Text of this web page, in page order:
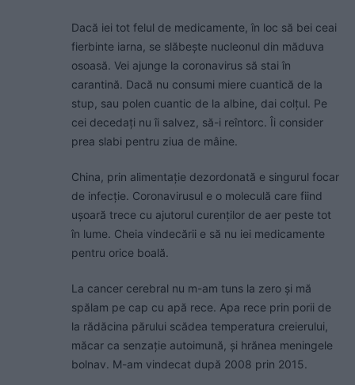
Dacă iei tot felul de medicamente, în loc să bei ceai
fierbinte iarna, se slăbește nucleonul din măduva
osoasă. Vei ajunge la coronavirus să stai în
carantină. Dacă nu consumi miere cuantică de la
stup, sau polen cuantic de la albine, dai colțul. Pe
cei decedați nu îi salvez, să-i reîntorc. Îi consider
prea slabi pentru ziua de mâine.
China, prin alimentație dezordonată e singurul focar
de infecție. Coronavirusul e o moleculă care fiind
ușoară trece cu ajutorul curenților de aer peste tot
în lume. Cheia vindecării e să nu iei medicamente
pentru orice boală.
La cancer cerebral nu m-am tuns la zero și mă
spălam pe cap cu apă rece. Apa rece prin porii de
la rădăcina părului scădea temperatura creierului,
măcar ca senzație autoimună, și hrănea meningele
bolnav. M-am vindecat după 2008 prin 2015.